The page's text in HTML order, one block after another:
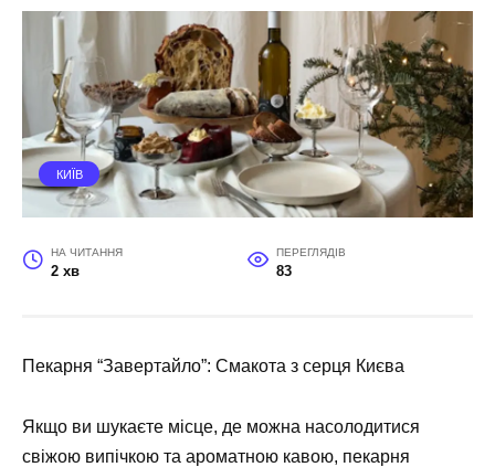
КИЇВ
НА ЧИТАННЯ
2 хв
ПЕРЕГЛЯДІВ
83
Пекарня “Завертайло”: Смакота з серця Києва
Якщо ви шукаєте місце, де можна насолодитися
свіжою випічкою та ароматною кавою, пекарня